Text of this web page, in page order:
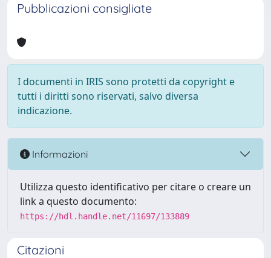
Pubblicazioni consigliate
I documenti in IRIS sono protetti da copyright e
tutti i diritti sono riservati, salvo diversa
indicazione.
Informazioni
Utilizza questo identificativo per citare o creare un
link a questo documento:
https://hdl.handle.net/11697/133889
Citazioni